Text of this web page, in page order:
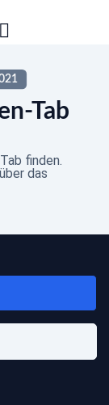
Tab
finden.
das